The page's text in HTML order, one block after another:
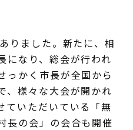
りました。新たに、相
になり、総会が行われ
っかく市長が全国から
、様々な大会が開かれ
ていただいている「無
長の会」の会合も開催